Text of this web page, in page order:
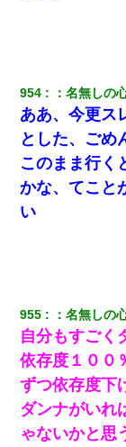
書店「息子さん
にいるし…)う
子を名乗ってた
彼女(美人女医)
渡すくらいな
したと話したら
嘘をついてフ
～」旦那「娘が
っ」→なんと・
小学生の息子
いても『わかん
てる」旦那「
954 ：名無しの
ああ、今更ス
とした、ごめ
このまま行く
かな、てこと
い
955 ：名無しの
自分もすごく
依存度１００
ずつ依存度下
ダンナがいれ
ゃないかと思